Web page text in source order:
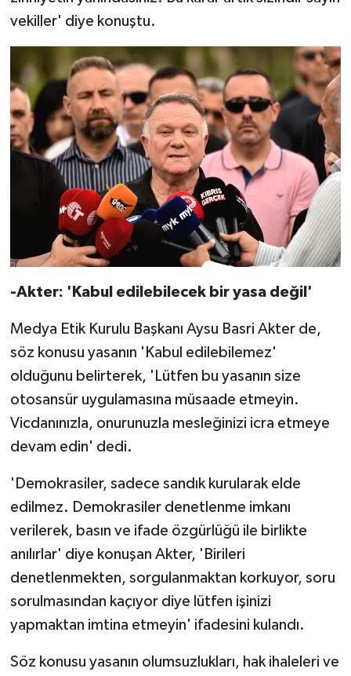
vekiller' diye konuştu.
-Akter: 'Kabul edilebilecek bir yasa değil'
Medya Etik Kurulu Başkanı Aysu Basri Akter de,
söz konusu yasanın 'Kabul edilebilemez'
olduğunu belirterek, 'Lütfen bu yasanın size
otosansür uygulamasına müsaade etmeyin.
Vicdanınızla, onurunuzla mesleğinizi icra etmeye
devam edin' dedi.
'Demokrasiler, sadece sandık kurularak elde
edilmez. Demokrasiler denetlenme imkanı
verilerek, basın ve ifade özgürlüğü ile birlikte
anılırlar' diye konuşan Akter, 'Birileri
denetlenmekten, sorgulanmaktan korkuyor, soru
sorulmasından kaçıyor diye lütfen işinizi
yapmaktan imtina etmeyin' ifadesini kulandı.
Söz konusu yasanın olumsuzlukları, hak ihaleleri ve